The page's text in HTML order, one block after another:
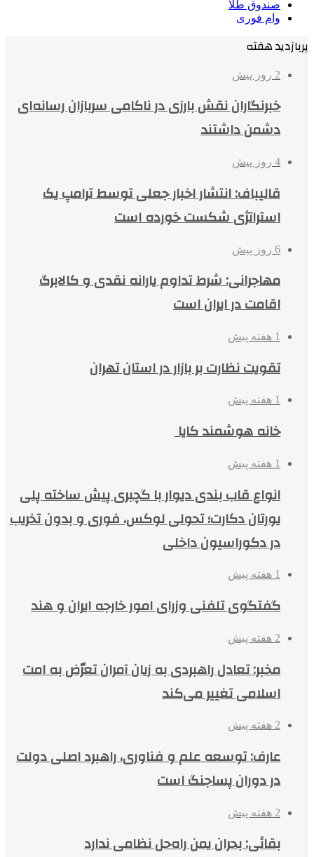
صندوق طلا
وام فوری
پربازدید هفته
2 روز پیش
خبرنگاران نقش بارزی در ناکامی سربازان رسانه‌ای
دشمن داشتند
4 روز پیش
قالیباف: انتشار اخبار جعلی توسط ترامپ یک
استراتژی شکست خورده است
6 روز پیش
مهاجرانی: شرط تداوم یارانه نقدی و کالابرگ
اقامت در ایران است
1 هفته پیش
تقویت نظارت بر بازار در استان تهران
1 هفته پیش
خانه هوشمند کایا
1 هفته پیش
انواع قاب بندی دیوار با گچبری پیش ساخته پلی
یورتان دکارت؛ تحولی لوکس، فوری و بدون تخریب
در دکوراسیون داخلی
1 هفته پیش
گفتگوی تلفنی وزرای امور خارجه ایران و هند
2 هفته پیش
مخبر: تعادل راهبردی به زیان آمران تعرّض به امت
اسلامی تغییر می‌کند
2 هفته پیش
عارف: توسعه علم و فناوری، راهبرد اصلی دولت
در دوران پساجنگ است
2 هفته پیش
بقائی: بحران یمن راه‌حل نظامی ندارد